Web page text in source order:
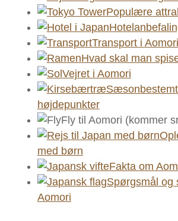
Populære
Transport i Aomori
Hvad skal man
Vejret i Aomori
højdepunkter
Fly til Aomori (kommer
med børn
Fakta om
Spørgsmål og
Aomori